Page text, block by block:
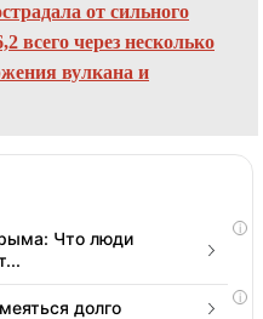
от сильного
всего через несколько
вулкана и
i
Что люди
i
долго